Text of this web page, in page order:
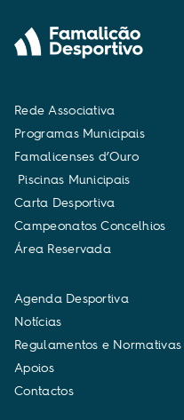
Rede Associativa
Programas Municipais
Famalicenses d’Ouro
Piscinas Municipais
Carta Desportiva
Campeonatos Concelhios
Área Reservada
Agenda Desportiva
Notícias
Regulamentos e Normativas
Apoios
Contactos